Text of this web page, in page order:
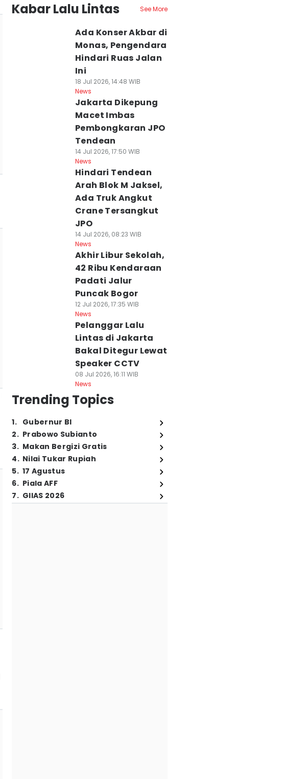
Kabar Lalu Lintas See More
Ada Konser Akbar di
Monas, Pengendara
Hindari Ruas Jalan
Ini
18 Jul 2026, 14:48 WIB
News
Jakarta Dikepung
Macet Imbas
Pembongkaran JPO
Tendean
14 Jul 2026, 17:50 WIB
News
Hindari Tendean
Arah Blok M Jaksel,
Ada Truk Angkut
Crane Tersangkut
JPO
14 Jul 2026, 08:23 WIB
News
Akhir Libur Sekolah,
42 Ribu Kendaraan
Padati Jalur
Puncak Bogor
12 Jul 2026, 17:35 WIB
News
Pelanggar Lalu
Lintas di Jakarta
Bakal Ditegur Lewat
Speaker CCTV
08 Jul 2026, 16:11 WIB
News
Trending Topics
1. Gubernur BI
2. Prabowo Subianto
3. Makan Bergizi Gratis
4. Nilai Tukar Rupiah
5. 17 Agustus
6. Piala AFF
7. GIIAS 2026